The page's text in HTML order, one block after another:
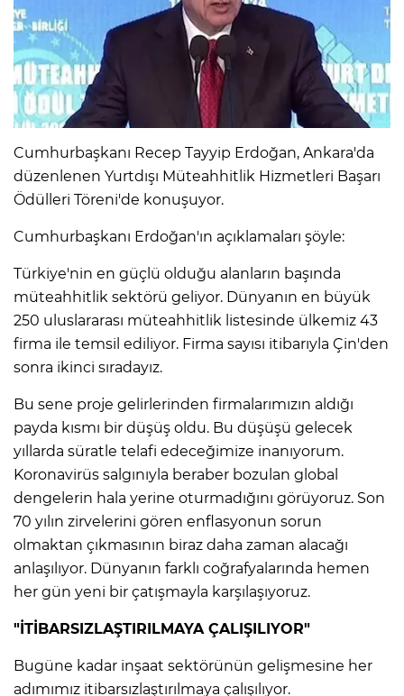
Cumhurbaşkanı Recep Tayyip Erdoğan, Ankara'da
düzenlenen Yurtdışı Müteahhitlik Hizmetleri Başarı
Ödülleri Töreni'de konuşuyor.
Cumhurbaşkanı Erdoğan'ın açıklamaları şöyle:
Türkiye'nin en güçlü olduğu alanların başında
müteahhitlik sektörü geliyor. Dünyanın en büyük
250 uluslararası müteahhitlik listesinde ülkemiz 43
firma ile temsil ediliyor. Firma sayısı itibarıyla Çin'den
sonra ikinci sıradayız.
Bu sene proje gelirlerinden firmalarımızın aldığı
payda kısmı bir düşüş oldu. Bu düşüşü gelecek
yıllarda süratle telafi edeceğimize inanıyorum.
Koronavirüs salgınıyla beraber bozulan global
dengelerin hala yerine oturmadığını görüyoruz. Son
70 yılın zirvelerini gören enflasyonun sorun
olmaktan çıkmasının biraz daha zaman alacağı
anlaşılıyor. Dünyanın farklı coğrafyalarında hemen
her gün yeni bir çatışmayla karşılaşıyoruz.
"İTİBARSIZLAŞTIRILMAYA ÇALIŞILIYOR"
Bugüne kadar inşaat sektörünün gelişmesine her
adımımız itibarsızlaştırılmaya çalışılıyor.